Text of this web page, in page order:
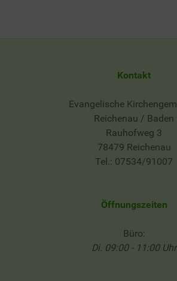
Kontakt
Evangelische
Reichenau / Baden
Rauhofweg 3
78479 Reichenau
Tel.: 07534/91007
Öffnungszeiten
Büro:
Di. 09:00 - 11:00 Uhr